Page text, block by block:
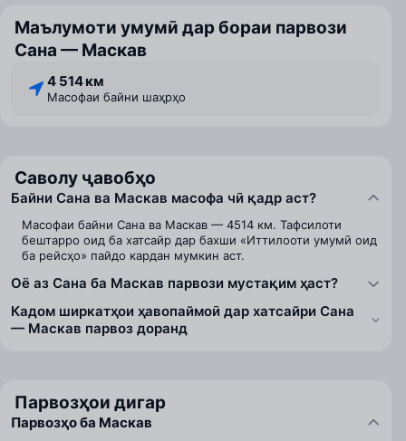
Маълумоти умумӣ дар бораи парвози
Сана — Маскав
4 514 км
Масофаи байни шаҳрҳо
Саволу ҷавобҳо
Байни Сана ва Маскав масофа чӣ қадр аст?
Масофаи байни Сана ва Маскав — 4514 км. Тафсилоти
бештарро оид ба хатсайр дар бахши «Иттилооти умумӣ оид
ба рейсҳо» пайдо кардан мумкин аст.
Оё аз Сана ба Маскав парвози мустақим ҳаст?
Кадом ширкатҳои ҳавопаймоӣ дар хатсайри Сана
— Маскав парвоз доранд
Парвозҳои дигар
Парвозҳо ба Маскав